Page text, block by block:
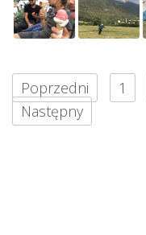
Poprzedni 1
Następny